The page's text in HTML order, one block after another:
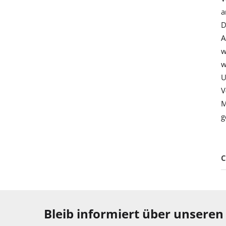
Bleib informiert über